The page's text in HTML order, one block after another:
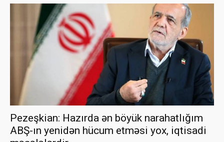
Pezeşkian: Hazırda ən böyük narahatlığım
ABŞ-ın yenidən hücum etməsi yox, iqtisadi